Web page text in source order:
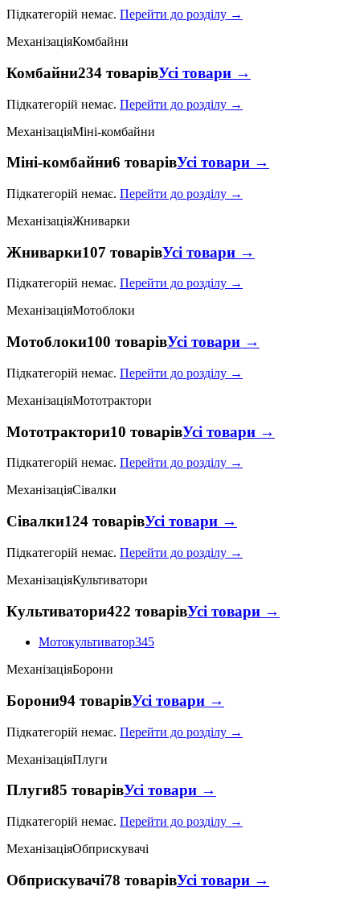
Підкатегорій немає. Перейти до розділу →
МеханізаціяКомбайни
Комбайни234 товарівУсі товари →
Підкатегорій немає. Перейти до розділу →
МеханізаціяМіні-комбайни
Міні-комбайни6 товарівУсі товари →
Підкатегорій немає. Перейти до розділу →
МеханізаціяЖниварки
Жниварки107 товарівУсі товари →
Підкатегорій немає. Перейти до розділу →
МеханізаціяМотоблоки
Мотоблоки100 товарівУсі товари →
Підкатегорій немає. Перейти до розділу →
МеханізаціяМототрактори
Мототрактори10 товарівУсі товари →
Підкатегорій немає. Перейти до розділу →
МеханізаціяСівалки
Сівалки124 товарівУсі товари →
Підкатегорій немає. Перейти до розділу →
МеханізаціяКультиватори
Культиватори422 товарівУсі товари →
Мотокультиватор345
МеханізаціяБорони
Борони94 товарівУсі товари →
Підкатегорій немає. Перейти до розділу →
МеханізаціяПлуги
Плуги85 товарівУсі товари →
Підкатегорій немає. Перейти до розділу →
МеханізаціяОбприскувачі
Обприскувачі78 товарівУсі товари →